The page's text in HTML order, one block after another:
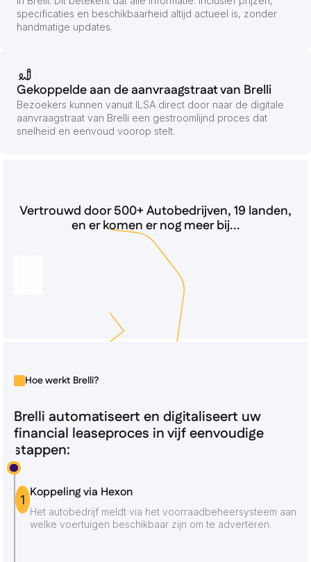
specificaties en beschikbaarheid altijd actueel is, zonder
handmatige updates.
Gekoppelde aan de aanvraagstraat van Brelli
Bezoekers kunnen vanuit ILSA direct door naar de digitale
aanvraagstraat van Brelli een gestroomlijnd proces dat
snelheid en eenvoud voorop stelt.
Vertrouwd door 500+ Autobedrijven, 19 landen,
en er komen er nog meer bij...
Hoe werkt Brelli?
Brelli automatiseert en digitaliseert uw
financial leaseproces in vijf eenvoudige
stappen:
1 Koppeling via Hexon
Het autobedrijf meldt via het voorraadbeheersysteem aan
welke voertuigen beschikbaar zijn om te adverteren.